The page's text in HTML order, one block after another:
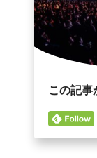
この記事